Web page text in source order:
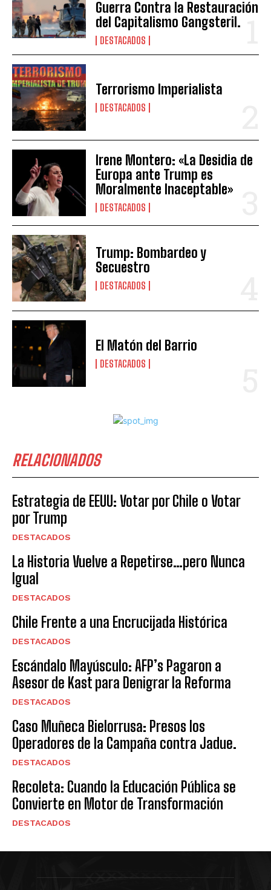
Guerra Contra la Restauración
del Capitalismo Gangsteril.
DESTACADOS
Terrorismo Imperialista
DESTACADOS
Irene Montero: «La Desidia de
Europa ante Trump es
Moralmente Inaceptable»
DESTACADOS
Trump: Bombardeo y
Secuestro
DESTACADOS
El Matón del Barrio
DESTACADOS
RELACIONADOS
Estrategia de EEUU: Votar por Chile o Votar
por Trump
DESTACADOS
La Historia Vuelve a Repetirse…pero Nunca
Igual
DESTACADOS
Chile Frente a una Encrucijada Histórica
DESTACADOS
Escándalo Mayúsculo: AFP’s Pagaron a
Asesor de Kast para Denigrar la Reforma
DESTACADOS
Caso Muñeca Bielorrusa: Presos los
Operadores de la Campaña contra Jadue.
DESTACADOS
Recoleta: Cuando la Educación Pública se
Convierte en Motor de Transformación
DESTACADOS